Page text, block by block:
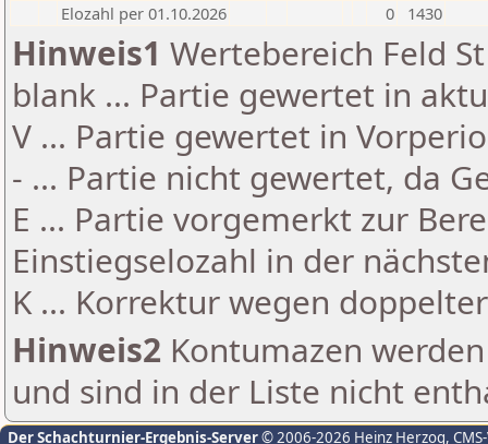
Elozahl per 01.10.2026
0 1430
Hinweis1 Wertebereich Feld
blank ... Partie gewertet in
V ... Partie gewertet in
- ... Partie nicht gewertet, da
E ... Partie vorgemerkt zur
Einstiegselozahl in der
K ... Korrektur wegen
Hinweis2 Kontumazen
und sind in der Liste nicht
Der Schachturnier-Ergebnis-Server© 2006-2026 Heinz Herzog,